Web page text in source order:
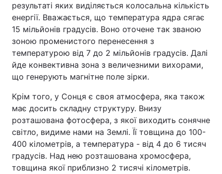
результаті яких виділяється колосальна кількість
енергії. Вважається, що температура ядра сягає
15 мільйонів градусів. Воно оточене так званою
зоною променистого перенесення з
температурою від 7 до 2 мільйонів градусів. Далі
йде конвективна зона з величезними вихорами,
що генерують магнітне поле зірки.
Крім того, у Сонця є своя атмосфера, яка також
має досить складну структуру. Внизу
розташована фотосфера, з якої виходить сонячне
світло, видиме нами на Землі. Її товщина до 100-
400 кілометрів, а температура - від 4 до 6 тисяч
градусів. Над нею розташована хромосфера,
товщина якої приблизно 2 тисячі кілометрів.